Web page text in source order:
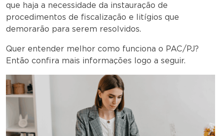
que haja a necessidade da instauração de
procedimentos de fiscalização e litígios que
demorarão para serem resolvidos.
Quer entender melhor como funciona o PAC/PJ?
Então confira mais informações logo a seguir.